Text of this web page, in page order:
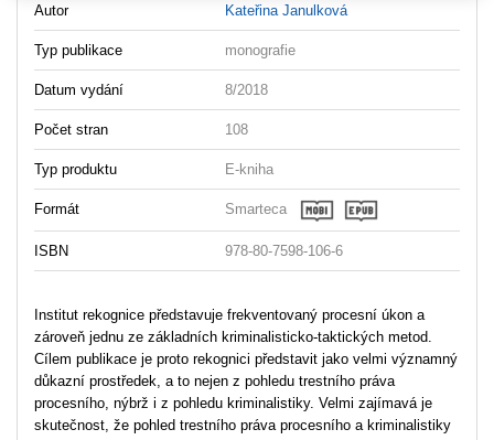
Autor Kateřina Janulková
Typ publikace monografie
Datum vydání 8/2018
Počet stran 108
Typ produktu E-kniha
Formát Smarteca
ISBN 978-80-7598-106-6
Institut rekognice představuje frekventovaný procesní úkon a
zároveň jednu ze základních kriminalisticko-taktických metod.
Cílem publikace je proto rekognici představit jako velmi významný
důkazní prostředek, a to nejen z pohledu trestního práva
procesního, nýbrž i z pohledu kriminalistiky. Velmi zajímavá je
skutečnost, že pohled trestního práva procesního a kriminalistiky